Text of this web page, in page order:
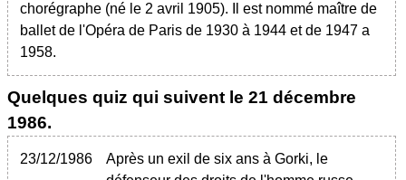
chorégraphe (né le 2 avril 1905). Il est nommé maître de
ballet de l'Opéra de Paris de 1930 à 1944 et de 1947 a
1958.
Quelques quiz qui suivent le 21 décembre
1986.
23/12/1986
Après un exil de six ans à Gorki, le